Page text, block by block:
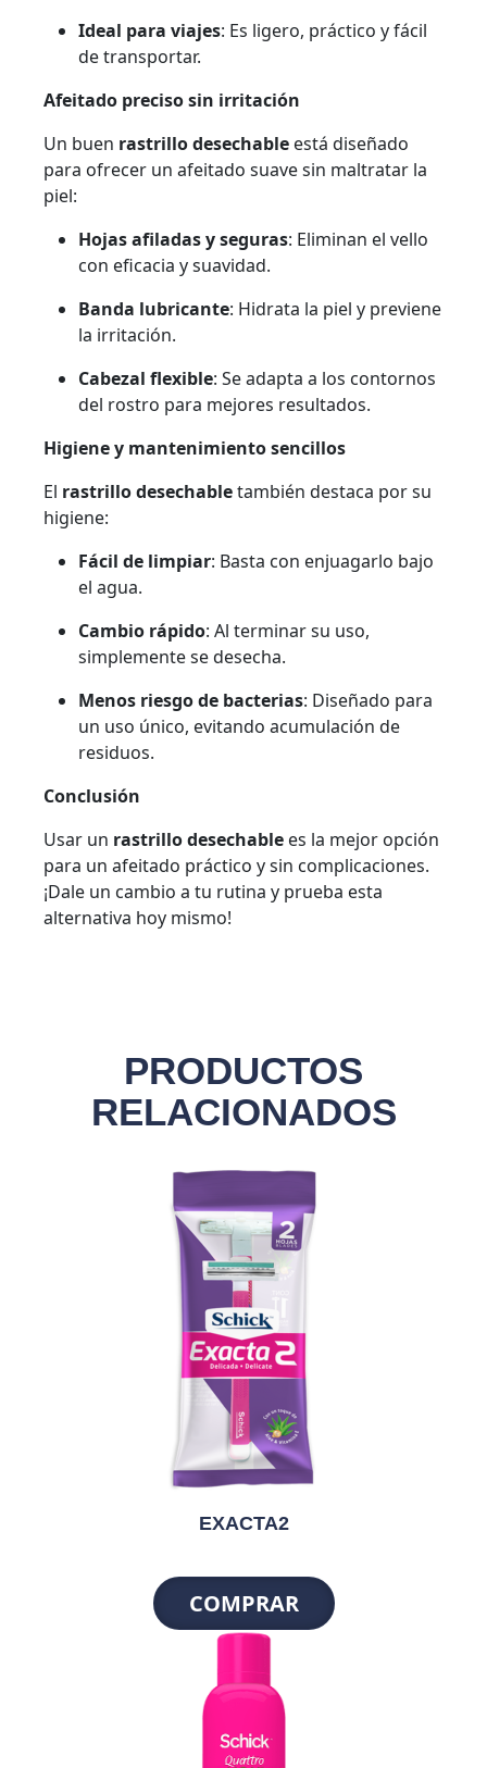
Ideal para viajes: Es ligero, práctico y fácil
de transportar.
Afeitado preciso sin irritación
Un buen rastrillo desechable está diseñado
para ofrecer un afeitado suave sin maltratar la
piel:
Hojas afiladas y seguras: Eliminan el vello
con eficacia y suavidad.
Banda lubricante: Hidrata la piel y previene
la irritación.
Cabezal flexible: Se adapta a los contornos
del rostro para mejores resultados.
Higiene y mantenimiento sencillos
El rastrillo desechabletambién destaca por su
higiene:
Fácil de limpiar: Basta con enjuagarlo bajo
el agua.
Cambio rápido: Al terminar su uso,
simplemente se desecha.
Menos riesgo de bacterias: Diseñado para
un uso único, evitando acumulación de
residuos.
Conclusión
Usar un rastrillo desechable es la mejor opción
para un afeitado práctico y sin complicaciones.
¡Dale un cambio a tu rutina y prueba esta
alternativa hoy mismo!
PRODUCTOS
RELACIONADOS
EXACTA2
COMPRAR